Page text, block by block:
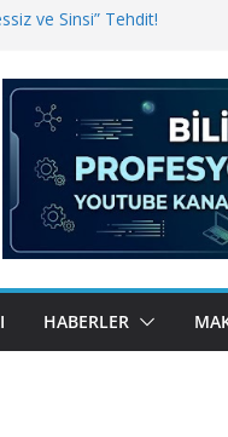
ve Sinsi” Tehdit!
Bugün BulutTahsilat’ta
Kemal Oral Tüm
HABERLER